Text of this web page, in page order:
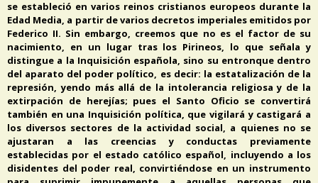
se estableció en varios reinos cristianos europeos durante la
Edad Media, a partir de varios decretos imperiales emitidos por
Federico II. Sin embargo, creemos que no es el factor de su
nacimiento, en un lugar tras los Pirineos, lo que señala y
distingue a la Inquisición española, sino su entronque dentro
del aparato del poder político, es decir: la estatalización de la
represión, yendo más allá de la intolerancia religiosa y de la
extirpación de herejías; pues el Santo Oficio se convertirá
también en una Inquisición política, que vigilará y castigará a
los diversos sectores de la actividad social, a quienes no se
ajustaran a las creencias y conductas previamente
establecidas por el estado católico español, incluyendo a los
disidentes del poder real, convirtiéndose en un instrumento